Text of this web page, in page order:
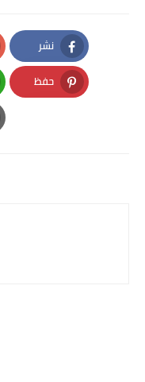
نشر
Facebook
حفظ
Pinterest